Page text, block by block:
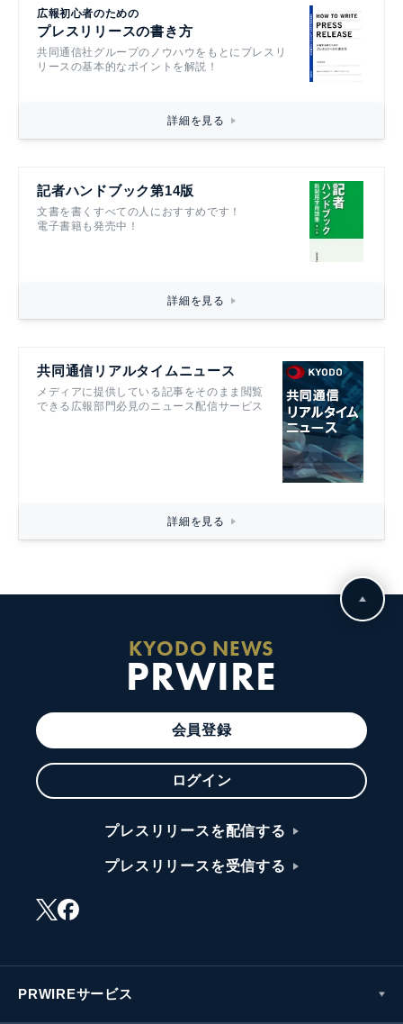
広報初心者のための
プレスリリースの書き方
共同通信社グループのノウハウをもとにプレスリ
リースの基本的なポイントを解説！
詳細を見る
記者ハンドブック第14版
文書を書くすべての人におすすめです！
電子書籍も発売中！
詳細を見る
共同通信リアルタイムニュース
メディアに提供している記事をそのまま閲覧
できる広報部門必見のニュース配信サービス
詳細を見る
KYODO NEWS
PRWIRE
会員登録
ログイン
プレスリリースを配信する
プレスリリースを受信する
PRWIREサービス